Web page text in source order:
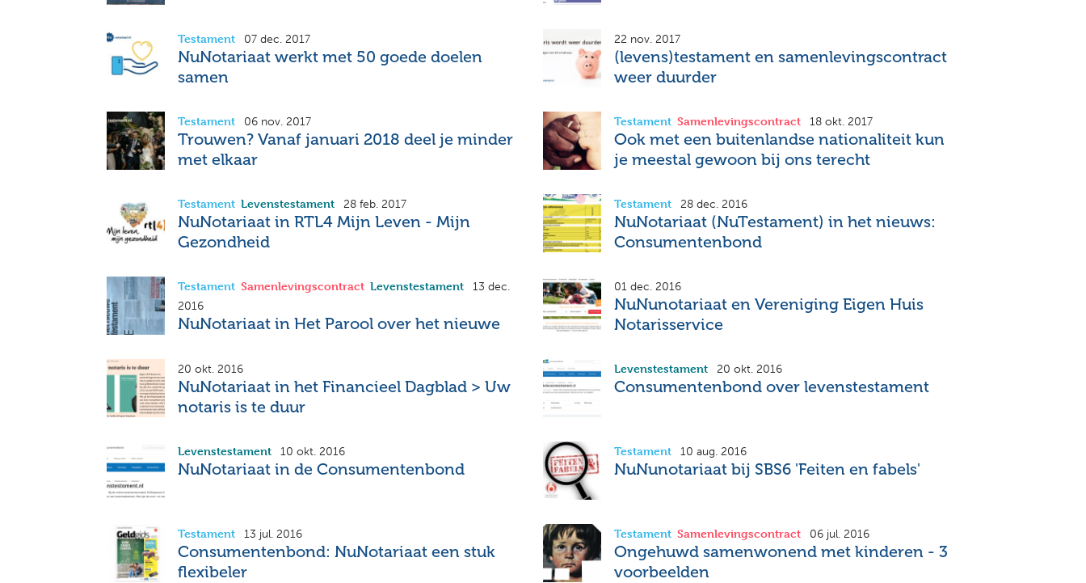
Testament 07 dec. 2017
NuNotariaat werkt met 50 goede doelen
samen
22 nov. 2017
(levens)testament en samenlevingscontract
weer duurder
Testament 06 nov. 2017
Trouwen? Vanaf januari 2018 deel je minder
met elkaar
Testament Samenlevingscontract 18 okt. 2017
Ook met een buitenlandse nationaliteit kun
je meestal gewoon bij ons terecht
Testament Levenstestament 28 feb. 2017
NuNotariaat in RTL4 Mijn Leven - Mijn
Gezondheid
Testament 28 dec. 2016
NuNotariaat (NuTestament) in het nieuws:
Consumentenbond
Testament Samenlevingscontract Levenstestament
13 dec.
2016
NuNotariaat in Het Parool over het nieuwe
01 dec. 2016
NuNunotariaat en Vereniging Eigen Huis
Notarisservice
20 okt. 2016
NuNotariaat in het Financieel Dagblad > Uw
notaris is te duur
Levenstestament 20 okt. 2016
Consumentenbond over levenstestament
Levenstestament 10 okt. 2016
NuNotariaat in de Consumentenbond
Testament 10 aug. 2016
NuNunotariaat bij SBS6 'Feiten en fabels'
Testament 13 jul. 2016
Consumentenbond: NuNotariaat een stuk
flexibeler
Testament Samenlevingscontract 06 jul. 2016
Ongehuwd samenwonend met kinderen - 3
voorbeelden